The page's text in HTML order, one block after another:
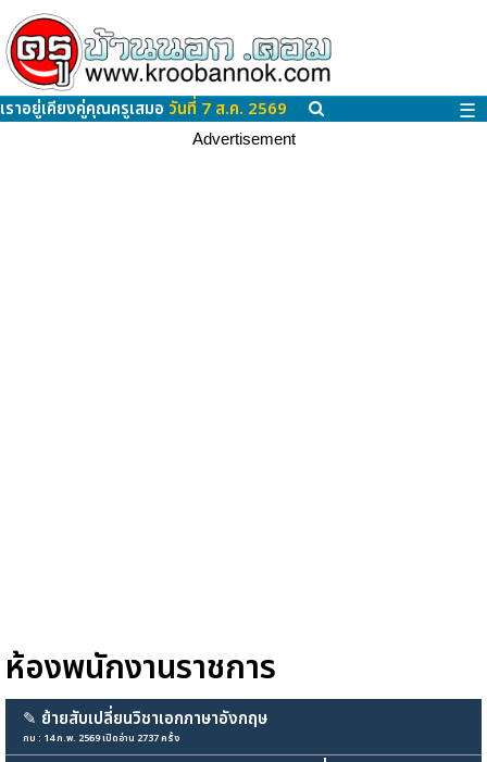
เราอยู่เคียงคู่คุณครูเสมอ วันที่ 7 ส.ค. 2569 ☰
Advertisement
ห้องพนักงานราชการ
✎ ย้ายสับเปลี่ยนวิชาเอกภาษาอังกฤษ
กบ : 14 ก.พ. 2569 เปิดอ่าน 2737 ครั้ง